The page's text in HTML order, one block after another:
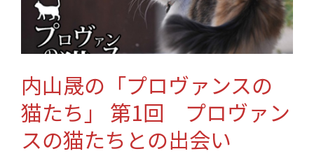
内山晟の「プロヴァンスの
猫たち」 第1回 プロヴァン
スの猫たちとの出会い